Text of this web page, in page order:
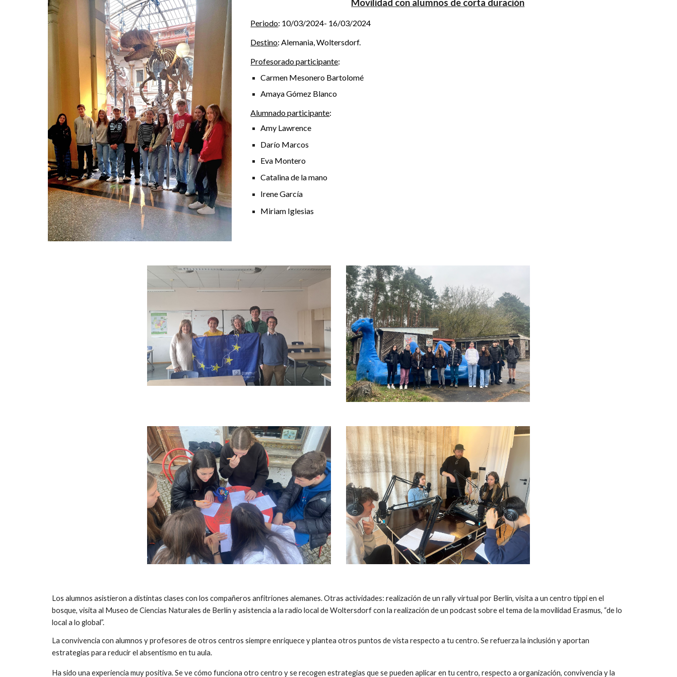
Movilidad con alumnos de corta duración
Periodo: 10/03/2024- 16/03/2024
Destino: Alemania, Woltersdorf.
Profesoradoparticipante:
Carmen Mesonero Bartolomé
Amaya Gómez Blanco
Alumnado participante:
Amy Lawrence
Darío Marcos
Eva Montero
Catalina de la mano
Irene García
Miriam Iglesias
Los alumnos asistieron a distintas clases con los compañeros anfitriones alemanes. Otras actividades: realización de un rally virtual por Berlín, visita a un centro tippi en el
bosque, visita al Museo de Ciencias Naturales de Berlín y asistencia a la radio local de Woltersdorf con la realización de un podcast sobre el tema de la movilidad Erasmus, “de lo
local a lo global”.
La convivencia con alumnos y profesores de otros centros siempre enriquece y plantea otros puntos de vista respecto a tu centro. Se refuerza la inclusión y aportan
estrategias para reducir el absentismo en tu aula.
Ha sido una experiencia muy positiva. Se ve cómo funciona otro centro y se recogen estrategias que se pueden aplicar en tu centro, respecto a organización, convivencia y la